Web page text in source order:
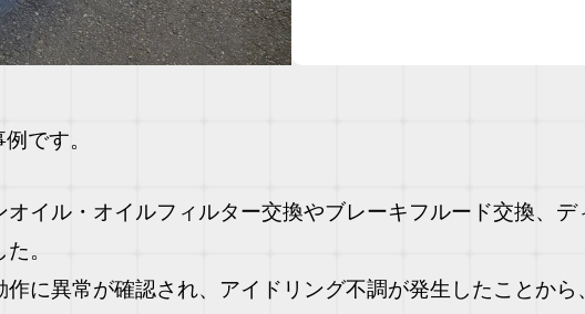
です。
イル・オイルフィルター交換やブレーキフルード交換、デ
。
に異常が確認され、アイドリング不調が発生したことから